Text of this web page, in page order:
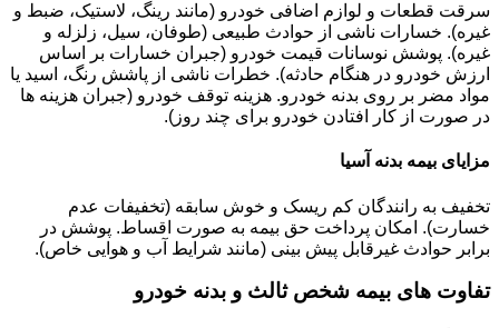
سرقت قطعات و لوازم اضافی خودرو (مانند رینگ، لاستیک، ضبط و
غیره). خسارات ناشی از حوادث طبیعی (طوفان، سیل، زلزله و
غیره). پوشش نوسانات قیمت خودرو (جبران خسارات بر اساس
ارزش خودرو در هنگام حادثه). خطرات ناشی از پاشش رنگ، اسید یا
مواد مضر بر روی بدنه خودرو. هزینه توقف خودرو (جبران هزینه ها
در صورت از کار افتادن خودرو برای چند روز).
مزایای بیمه بدنه آسیا
تخفیف به رانندگان کم ریسک و خوش سابقه (تخفیفات عدم
خسارت). امکان پرداخت حق بیمه به صورت اقساط. پوشش در
برابر حوادث غیرقابل پیش بینی (مانند شرایط آب و هوایی خاص).
تفاوت های بیمه شخص ثالث و بدنه خودرو